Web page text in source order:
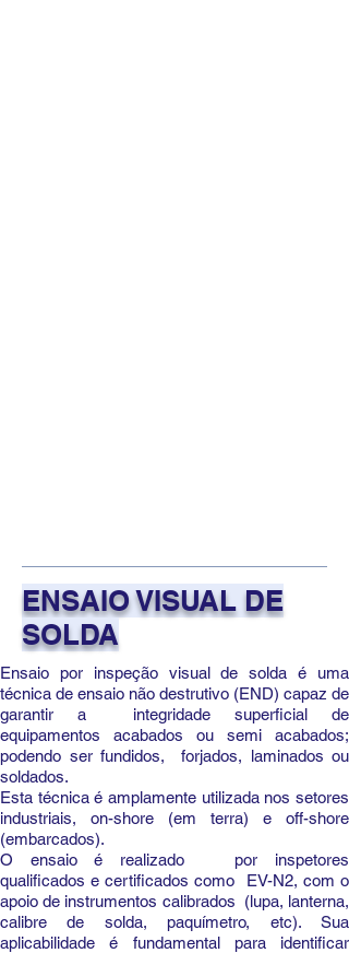
ENSAIO VISUAL DE
SOLDA
Ensaio por inspeção visual de solda é uma
técnica de ensaio não destrutivo (END) capaz de
garantir a integridade superficial de
equipamentos acabados ou semi acabados;
podendo ser fundidos, forjados, laminados ou
soldados.
Esta técnica é amplamente utilizada nos setores
industriais, on-shore (em terra) e off-shore
(embarcados).
O ensaio é realizado por inspetores
qualificados e certificados como EV-N2, com o
apoio de instrumentos calibrados (lupa, lanterna,
calibre de solda, paquímetro, etc). Sua
aplicabilidade é fundamental para identificar